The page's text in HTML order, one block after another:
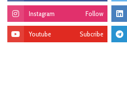
Instagram Follow
Youtube Subcribe